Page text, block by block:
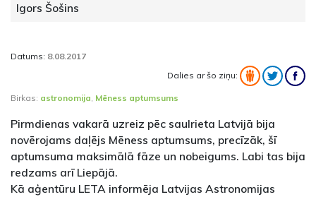
Igors Šošins
Datums: 8.08.2017
Dalies ar šo ziņu:
Birkas: astronomija, Mēness aptumsums
Pirmdienas vakarā uzreiz pēc saulrieta Latvijā bija
novērojams daļējs Mēness aptumsums, precīzāk, šī
aptumsuma maksimālā fāze un nobeigums. Labi tas bija
redzams arī Liepājā.
Kā aģentūru LETA informēja Latvijas Astronomijas